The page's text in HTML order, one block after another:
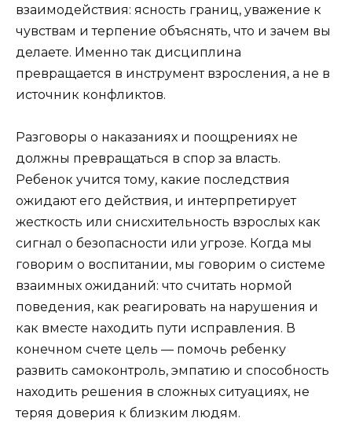
взаимодействия: ясность границ, уважение к
чувствам и терпение объяснять, что и зачем вы
делаете. Именно так дисциплина
превращается в инструмент взросления, а не в
источник конфликтов.
Разговоры о наказаниях и поощрениях не
должны превращаться в спор за власть.
Ребенок учится тому, какие последствия
ожидают его действия, и интерпретирует
жесткость или снисхительность взрослых как
сигнал о безопасности или угрозе. Когда мы
говорим о воспитании, мы говорим о системе
взаимных ожиданий: что считать нормой
поведения, как реагировать на нарушения и
как вместе находить пути исправления. В
конечном счете цель — помочь ребенку
развить самоконтроль, эмпатию и способность
находить решения в сложных ситуациях, не
теряя доверия к близким людям.